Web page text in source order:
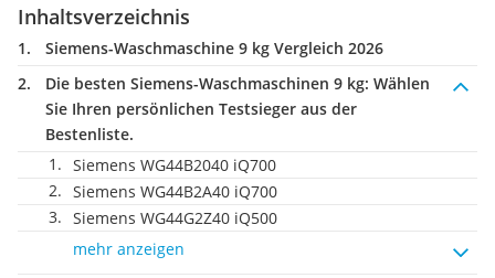
Inhaltsverzeichnis
Siemens-Waschmaschine 9 kg Vergleich 2026
Die besten Siemens-Waschmaschinen 9 kg: Wählen
Sie Ihren persönlichen Testsieger aus der
Bestenliste.
Siemens WG44B2040 iQ700
Siemens WG44B2A40 iQ700
Siemens WG44G2Z40 iQ500
mehr anzeigen